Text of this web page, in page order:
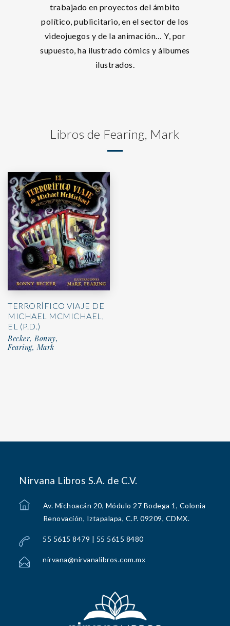
trabajado en proyectos del ámbito
político, publicitario, en el sector de los
videojuegos y de la animación… Y, por
supuesto, ha ilustrado cómics y álbumes
ilustrados.
Libros de Fearing, Mark
TERRORÍFICO VIAJE DE
MICHAEL MCMICHAEL,
EL (P.D.)
Becker, Bonny,
Fearing, Mark
Nirvana Libros S.A. de C.V.
Av. Michoacán 20, Módulo 27 Bodega 1, Colonia
Renovación, Iztapalapa, C.P. 09209, CDMX.
55 5615 8479 | 55 5615 8480
nirvana@nirvanalibros.com.mx